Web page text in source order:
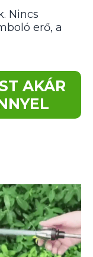
Nincs
erő, a
AKÁR